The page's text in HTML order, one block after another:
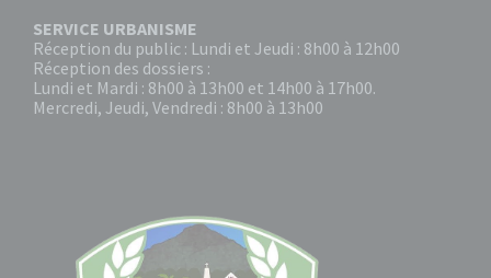
SERVICE URBANISME
Réception du public : Lundi et Jeudi : 8h00 à 12h00
Réception des dossiers :
Lundi et Mardi : 8h00 à 13h00 et 14h00 à 17h00.
Mercredi, Jeudi, Vendredi : 8h00 à 13h00